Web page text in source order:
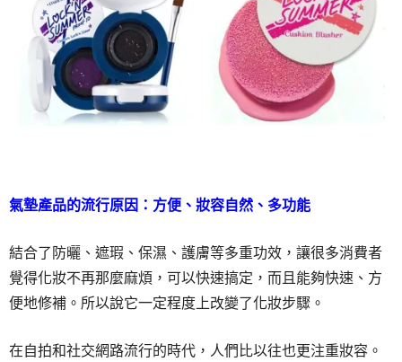
氣墊產品的流行原因：方便、妝容自然、多功能
結合了防曬、遮瑕、保濕、護膚等多重功效，讓很多消費者
覺得化妝不再那麼麻煩，可以快速搞定，而且能夠快速、方
便地修補。所以說它一定程度上改變了化妝步驟。
在自拍和社交網路流行的時代，人們比以往也更注重妝容。